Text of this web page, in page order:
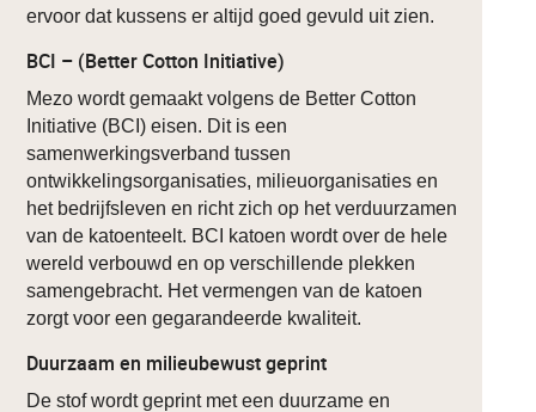
ervoor dat kussens er altijd goed gevuld uit zien.
BCI – (Better Cotton Initiative)
Mezo wordt gemaakt volgens de Better Cotton
Initiative (BCI) eisen. Dit is een
samenwerkingsverband tussen
ontwikkelingsorganisaties, milieuorganisaties en
het bedrijfsleven en richt zich op het verduurzamen
van de katoenteelt. BCI katoen wordt over de hele
wereld verbouwd en op verschillende plekken
samengebracht. Het vermengen van de katoen
zorgt voor een gegarandeerde kwaliteit.
Duurzaam en milieubewust geprint
De stof wordt geprint met een duurzame en